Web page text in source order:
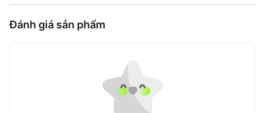
Đánh giá sản phẩm